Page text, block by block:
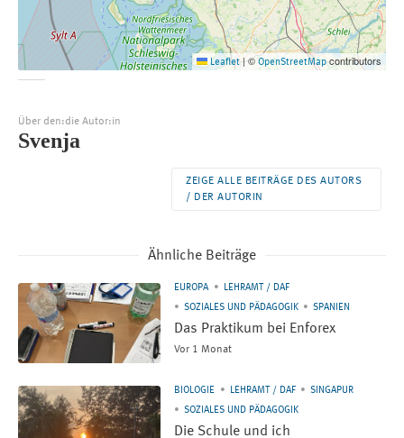
Leaflet |©OpenStreetMapcontributors
Über den:die Autor:in
Svenja
ZEIGE ALLE BEITRÄGE DES AUTORS
/ DER AUTORIN
Ähnliche Beiträge
EUROPA
LEHRAMT / DAF
SOZIALES UND PÄDAGOGIK
SPANIEN
Das Praktikum bei Enforex
Vor 1 Monat
BIOLOGIE LEHRAMT / DAF
SINGAPUR
SOZIALES UND PÄDAGOGIK
Die Schule und ich